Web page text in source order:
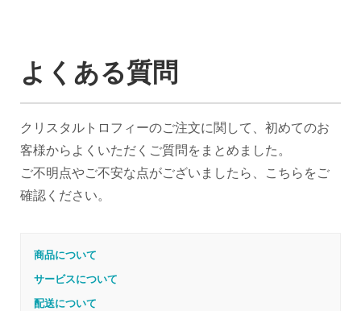
よくある質問
クリスタルトロフィーのご注文に関して、初めてのお
客様からよくいただくご質問をまとめました。
ご不明点やご不安な点がございましたら、こちらをご
確認ください。
商品について
サービスについて
配送について